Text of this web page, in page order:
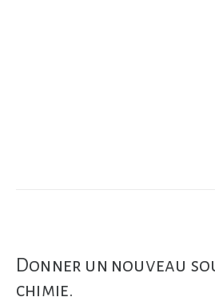
Donner un nouveau
chimie.